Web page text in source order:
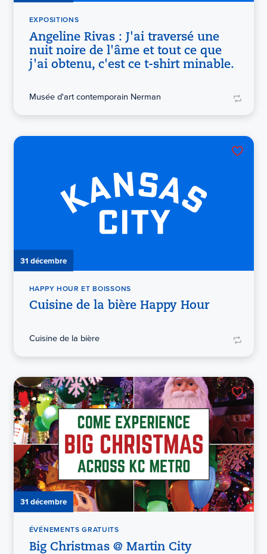
EXPOSITIONS
Angeline Rivas : J'ai traversé une
nuit noire de l'âme et tout ce que
j'ai obtenu, c'est ce t-shirt minable.
Musée d'art contemporain Nerman
31 décembre
HAPPY HOUR ET BOISSONS
Cuisine de la bière Happy Hour
Cuisine de la bière
31 décembre
ÉVÉNEMENTS GRATUITS
Big Christmas @ Martin City